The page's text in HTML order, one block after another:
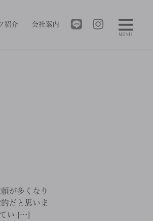
紹介 会社案内
が多くなり
だと思いま
てい […]
MENU